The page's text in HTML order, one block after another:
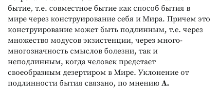
бытие, т.е. совместное бытие как способ бытия в
мире через конструирование себя и Мира. Причем это
конструирование может быть подлинным, т.е. через
множество модусов экзистенции, через много-
многозначность смыслов болезни, так и
неподлинным, когда человек предстает
своеобразным дезертиром в Мире. Уклонение от
подлинности бытия связано, по мнению А.